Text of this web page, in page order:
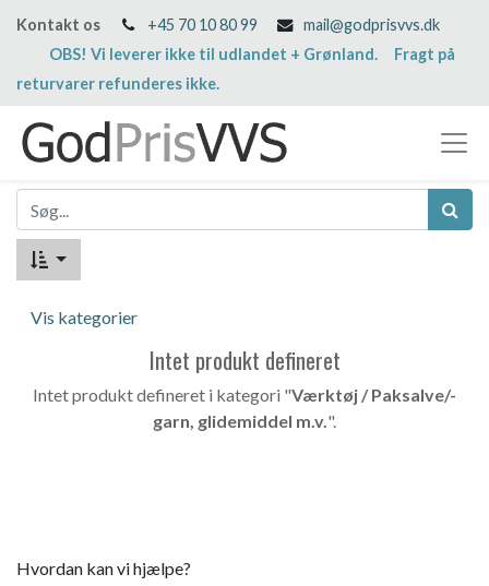
Kontakt os +45 70 10 80 99
mail@godprisvvs.dk
OBS! Vi leverer ikke til udlandet + Grønland. Fragt på
returvarer refunderes ikke.
Vis kategorier
Intet produkt defineret
Intet produkt defineret i kategori "Værktøj / Paksalve/-
garn, glidemiddel m.v.".
Hvordan kan vi hjælpe?